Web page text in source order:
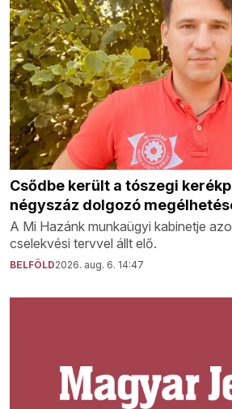
Csődbe került a tószegi
négyszáz dolgozó
A Mi Hazánk munkaügyi kabinetje
cselekvési tervvel állt elő.
BELFÖLD2026. aug. 6. 14:47